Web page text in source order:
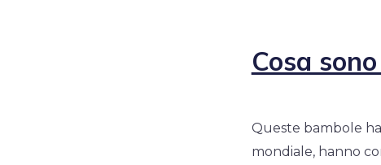
Cosa
Queste bambole
mondiale, hanno